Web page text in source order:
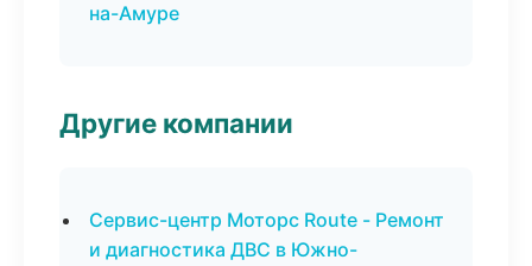
на-Амуре
Другие компании
Сервис-центр Моторс Route - Ремонт
и диагностика ДВС в Южно-